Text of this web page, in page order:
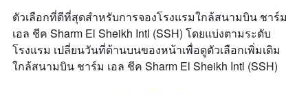
ตัวเลือกที่ดีที่สุดสำหรับการจองโรงแรมใกล้สนามบิน ชาร์ม
เอล ชีค Sharm El Sheikh Intl (SSH) โดยแบ่งตามระดับ
โรงแรม เปลี่ยนวันที่ด้านบนของหน้าเพื่อดูตัวเลือกเพิ่มเติม
ใกล้สนามบิน ชาร์ม เอล ชีค Sharm El Sheikh Intl (SSH)